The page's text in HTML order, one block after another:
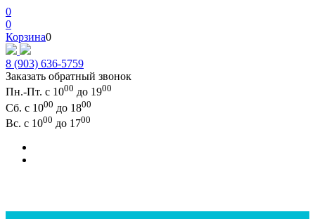
0
0
Корзина0
8 (903) 636-5759
Заказать обратный звонок
Пн.-Пт. с 1000 до 1900
Сб. с 1000 до 1800
Вс. с 1000 до 1700